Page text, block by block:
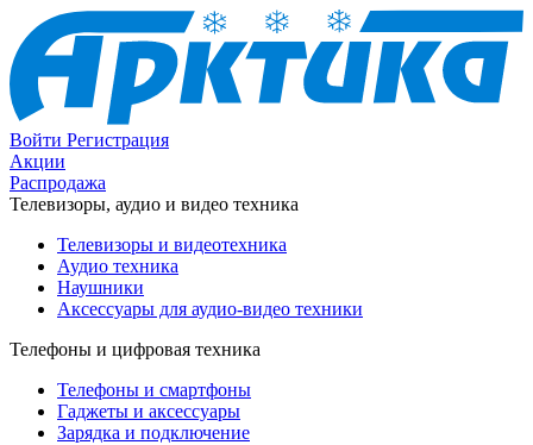
Войти Регистрация
Акции
Распродажа
Телевизоры, аудио и видео техника
Телевизоры и видеотехника
Аудио техника
Наушники
Аксессуары для аудио-видео техники
Телефоны и цифровая техника
Телефоны и смартфоны
Гаджеты и аксессуары
Зарядка и подключение